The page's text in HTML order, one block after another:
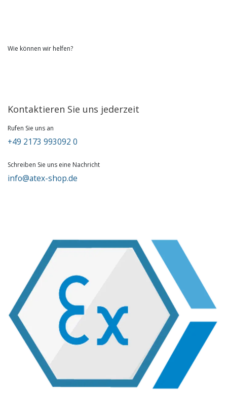
Wie können wir helfen?
Kontaktieren Sie uns jederzeit
Rufen Sie uns an
+49 2173 993092 0
Schreiben Sie uns eine Nachricht
info@atex-shop.de